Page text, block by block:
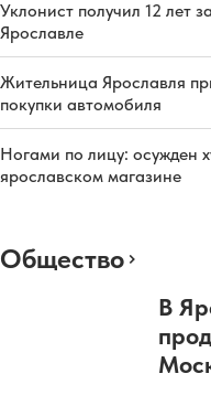
Уклонист получил 12 лет
Ярославле
Жительница Ярославля
покупки автомобиля
Ногами по лицу: осужден
ярославском магазине
Общество
В